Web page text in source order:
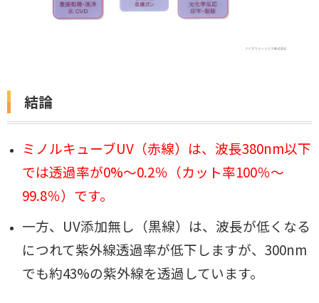
結論
ミノルキューブUV（赤線）は、波長380nm以下
では透過率が0%～0.2％（カット率100％～
99.8％）です。
一方、UV添加無し（黒線）は、波長が低くなる
につれて紫外線透過率が低下しますが、300nm
でも約43%の紫外線を透過しています。